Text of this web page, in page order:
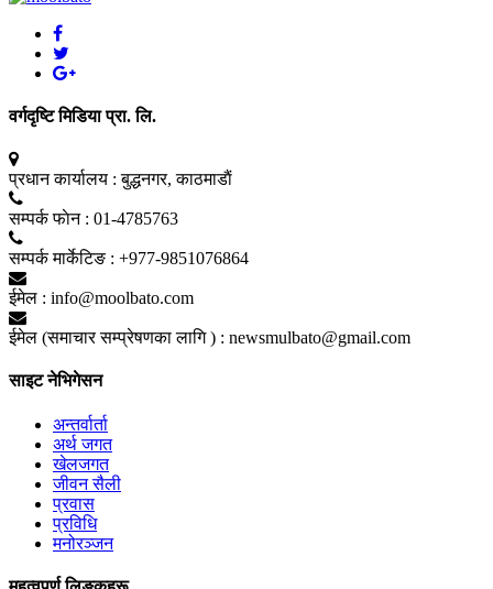
वर्गदृष्टि मिडिया प्रा. लि.
प्रधान कार्यालय : बुद्धनगर, काठमाडाैं
सम्पर्क फाेन : 01-4785763
सम्पर्क मार्केटिङ : +977-9851076864
ईमेल : info@moolbato.com
ईमेल (समाचार सम्प्रेषणका लागि ) : newsmulbato@gmail.com
साइट नेभिगेसन
अन्तर्वार्ता
अर्थ जगत
खेलजगत
जीवन सैली
प्रवास
प्रविधि
मनोरञ्जन